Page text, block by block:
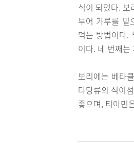
식이 되었다.
부어 가루를 밑
먹는 방법이다.
이다. 네 번째는
보리에는 베타
다당류의 식이
좋으며, 티아민